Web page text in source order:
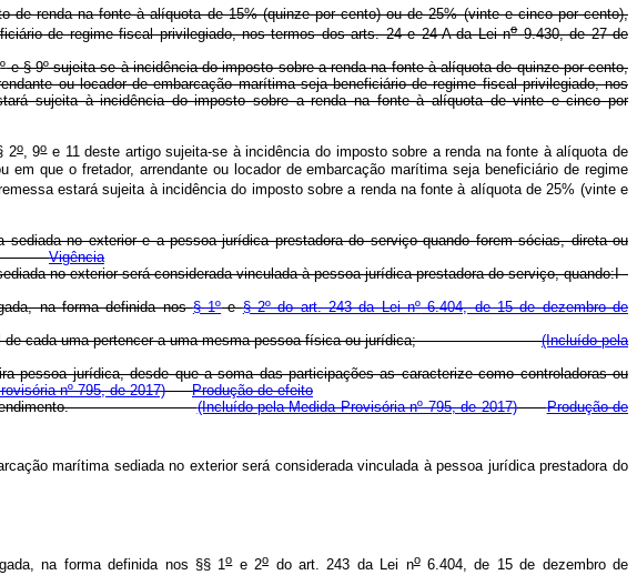
de renda na fonte à alíquota de 15% (quinze por cento) ou de 25% (vinte e cinco por cento),
de regime fiscal privilegiado, nos termos dos arts. 24 e 24-A da Lei no9.430, de 27 de
ºe § 9ºsujeita-se à incidência do imposto sobre a renda na fonte à alíquota de quinze por cento,
ou locador de embarcação marítima seja beneficiário de regime fiscal privilegiado, nos
sujeita à incidência do imposto sobre a renda na fonte à alíquota de vinte e cinco por
2o, 9oe 11 deste artigo sujeita-se à incidência do imposto sobre a renda na fonte à alíquota de
que o fretador, arrendante ou locador de embarcação marítima seja beneficiário de regime
estará sujeita à incidência do imposto sobre a renda na fonte à alíquota de 25% (vinte e
no exterior e a pessoa jurídica prestadora do serviço quando forem sócias, direta ou
Vigência
no exterior será considerada vinculada à pessoa jurídica prestadora do serviço, quando:I -
na forma definida nos§ 1ºe§ 2º do art. 243 da Lei nº6.404, de 15 de dezembro de
social de cada uma pertencer a uma mesma pessoa física ou jurídica;(Incluído pela
jurídica, desde que a soma das participações as caracterize como controladoras ou
nº 795, de 2017)
Produção de efeito
empreendimento.(Incluído pela Medida Provisória nº 795, de 2017)
Produção de
marítima sediada no exterior será considerada vinculada à pessoa jurídica prestadora do
na forma definida nos §§ 1oe 2odo art. 243 da Lei no6.404, de 15 de dezembro de